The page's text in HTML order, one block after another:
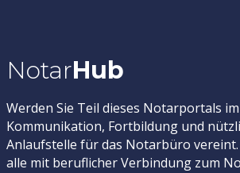
NotarHub
Werden Sie Teil dieses Notarportals
Kommunikation, Fortbildung und
Anlaufstelle für das Notarbüro
alle mit beruflicher Verbindung zum